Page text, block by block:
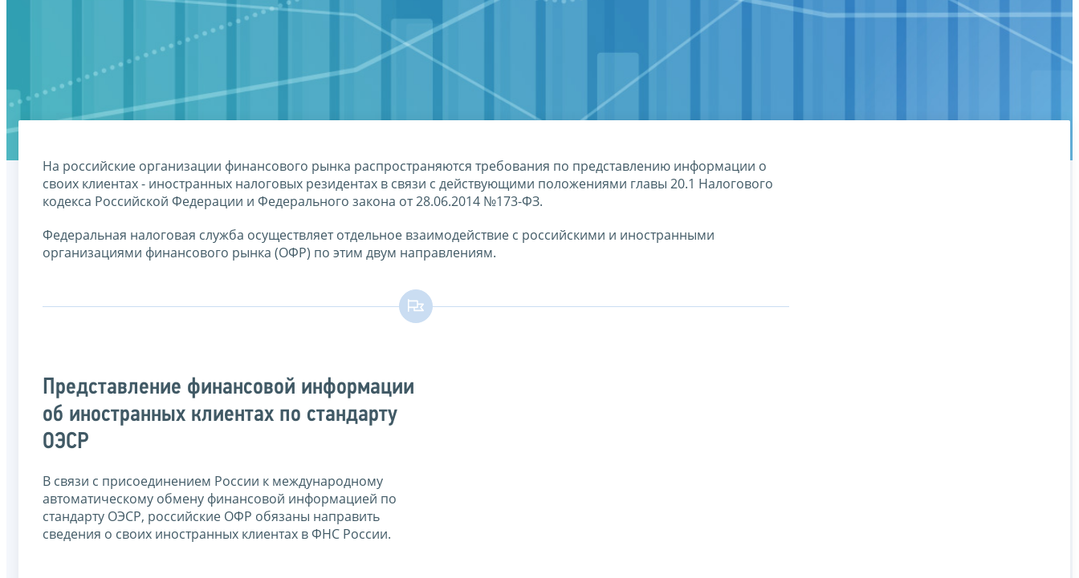
На российские организации финансового рынка распространяются требования по представлению информации о
своих клиентах - иностранных налоговых резидентах в связи с действующими положениями главы 20.1 Налогового
кодекса Российской Федерации и Федерального закона от 28.06.2014 №173-ФЗ.
Федеральная налоговая служба осуществляет отдельное взаимодействие с российскими и иностранными
организациями финансового рынка (ОФР) по этим двум направлениям.
Представление финансовой информации
об иностранных клиентах по стандарту
ОЭСР
В связи с присоединением России к международному
автоматическому обмену финансовой информацией по
стандарту ОЭСР, российские ОФР обязаны направить
сведения о своих иностранных клиентах в ФНС России.